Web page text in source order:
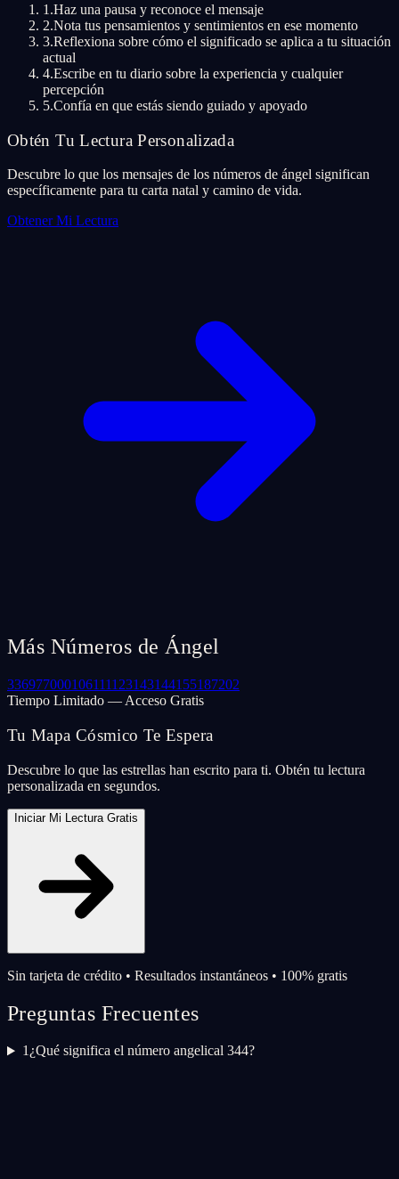
1.Haz una pausa y reconoce el mensaje
2.Nota tus pensamientos y sentimientos en ese momento
3.Reflexiona sobre cómo el significado se aplica a tu situación
actual
4.Escribe en tu diario sobre la experiencia y cualquier
percepción
5.Confía en que estás siendo guiado y apoyado
Obtén Tu Lectura Personalizada
Descubre lo que los mensajes de los números de ángel significan
específicamente para tu carta natal y camino de vida.
Obtener Mi Lectura
Más Números de Ángel
336977000106111123143144155187202
Tiempo Limitado — Acceso Gratis
Tu Mapa Cósmico Te Espera
Descubre lo que las estrellas han escrito para ti. Obtén tu lectura
personalizada en segundos.
Iniciar Mi Lectura Gratis
Sin tarjeta de crédito • Resultados instantáneos • 100% gratis
Preguntas Frecuentes
1¿Qué significa el número angelical 344?